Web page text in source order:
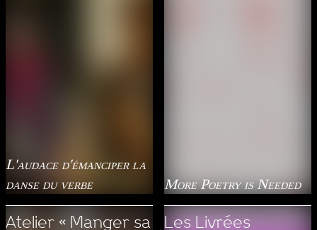
L'audace d'émanciper la
danse du verbe
Atelier « Manger sa
More Poetry is Needed
Les Livrées